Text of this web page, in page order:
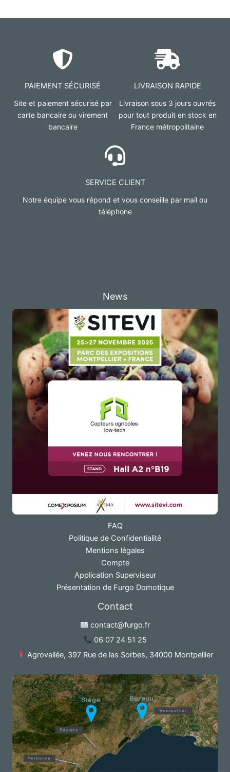
PAIEMENT SÉCURISÉ
Site et paiement sécurisé par
carte bancaire ou virement
bancaire
LIVRAISON RAPIDE
Livraison sous 3 jours ouvrés
pour tout produit en stock en
France métropolitaine
SERVICE CLIENT
Notre équipe vous répond et vous conseille par mail ou
téléphone
News
FAQ
Politique de Confidentialité
Mentions légales
Compte
Application Superviseur
Présentation de Furgo Domotique
Contact
contact@furgo.fr
06 07 24 51 25
Agrovallée, 397 Rue de las Sorbes, 34000 Montpellier